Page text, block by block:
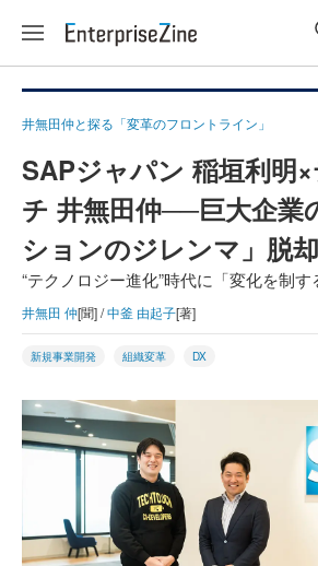
井無田仲と探る「変革のフロントライン」
SAPジャパン 稲垣利明
チ 井無田仲──巨大企業
ションのジレンマ」脱
“テクノロジー進化”時代に「変化を制す
井無田 仲[聞] /中釜 由起子[著]
新規事業開発 組織変革 DX